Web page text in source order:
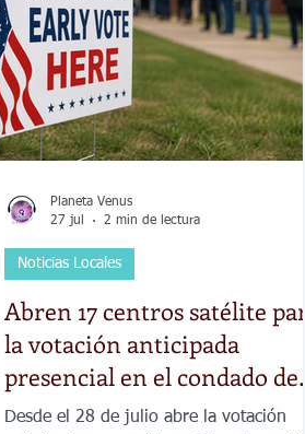
Abren 17 centros satélite para
la votación anticipada
presencial en el condado de
Sedgwick
Desde el 28 de julio abre la votación
Noticias Locales
Planeta Venus
27 jul
2 min de lectura